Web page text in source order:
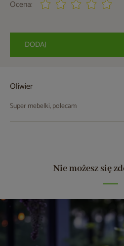
Ocena:
DODAJ
Oliwier
Super mebelki, polecam
Nie możesz się